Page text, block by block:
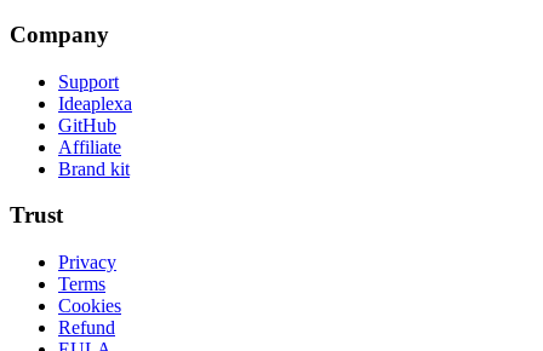
Company
Support
Ideaplexa
GitHub
Affiliate
Brand kit
Trust
Privacy
Terms
Cookies
Refund